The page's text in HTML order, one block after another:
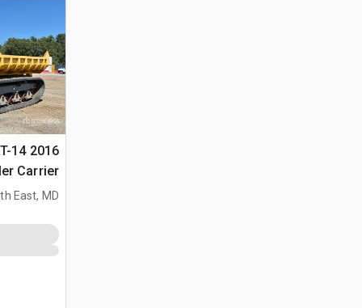
14
Carrier
East, MD